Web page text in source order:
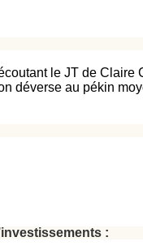
le JT de
déverse au pékin
: